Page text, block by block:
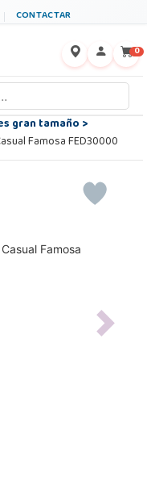
CONTACTAR
0
gran tamaño>
Famosa FED30000
Next